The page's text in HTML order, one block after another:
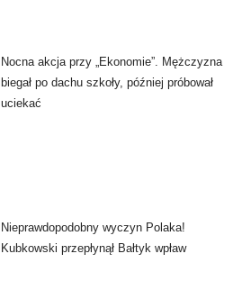
Nocna akcja przy „Ekonomie”. Mężczyzna
biegał po dachu szkoły, później próbował
uciekać
Nieprawdopodobny wyczyn Polaka!
Kubkowski przepłynął Bałtyk wpław